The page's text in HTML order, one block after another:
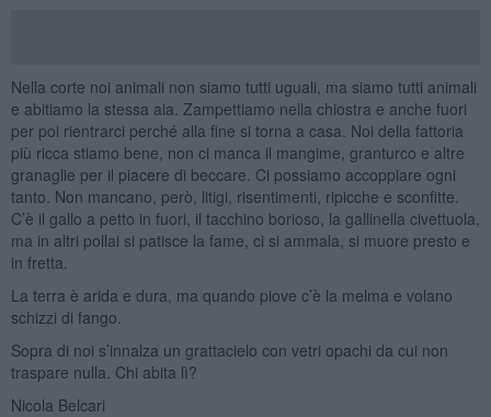
Nella corte noi animali non siamo tutti uguali, ma siamo tutti animali
e abitiamo la stessa aia. Zampettiamo nella chiostra e anche fuori
per poi rientrarci perché alla fine si torna a casa. Noi della fattoria
più ricca stiamo bene, non ci manca il mangime, granturco e altre
granaglie per il piacere di beccare. Ci possiamo accoppiare ogni
tanto. Non mancano, però, litigi, risentimenti, ripicche e sconfitte.
C’è il gallo a petto in fuori, il tacchino borioso, la gallinella civettuola,
ma in altri pollai si patisce la fame, ci si ammala, si muore presto e
in fretta.
La terra è arida e dura, ma quando piove c’è la melma e volano
schizzi di fango.
Sopra di noi s’innalza un grattacielo con vetri opachi da cui non
traspare nulla. Chi abita lì?
Nicola Belcari